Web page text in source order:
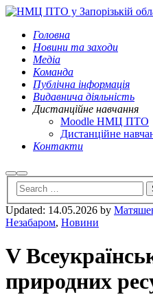
Головна
Новини та заходи
Медіа
Команда
Публічна інформація
Видавнича діяльність
Дистанційне навчання
Moodle НМЦ ПТО
Дистанційне
Контакти
Search
Main
menu
Updated: 14.05.2026 by
Незабаром, Новини
V
природних